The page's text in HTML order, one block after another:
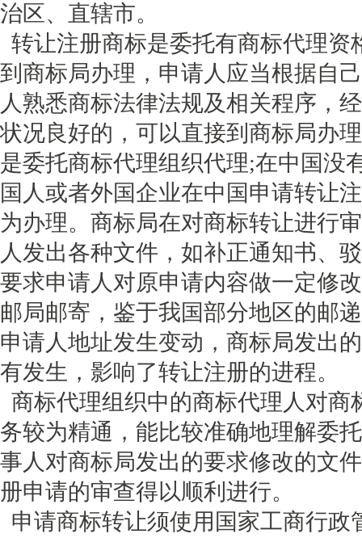
治区、直辖市。
转让注册商标是委托有商标代理
到商标局办理，申请人应当根据自
人熟悉商标法律法规及相关程序，
状况良好的，可以直接到商标局办
是委托商标代理组织代理;在中国没
国人或者外国企业在中国申请转让
为办理。商标局在对商标转让进行
人发出各种文件，如补正通知书、
要求申请人对原申请内容做一定修
邮局邮寄，鉴于我国部分地区的邮
申请人地址发生变动，商标局发出
有发生，影响了转让注册的进程。
商标代理组织中的商标代理人对
务较为精通，能比较准确地理解委
事人对商标局发出的要求修改的文
册申请的审查得以顺利进行。
申请商标转让须使用国家工商行